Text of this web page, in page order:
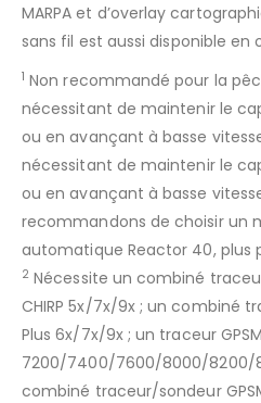
MARPA et d’overlay
sans fil est aussi disponible en
1 Non recommandé pour la
nécessitant de maintenir le
ou en avançant à basse
nécessitant de maintenir le
ou en avançant à basse
recommandons de choisir un
automatique Reactor 40, plus
2 Nécessite un combiné
CHIRP 5x/7x/9x ; un combiné
Plus 6x/7x/9x ; un traceur
7200/7400/7600/8000/8200/
combiné traceur/sondeur